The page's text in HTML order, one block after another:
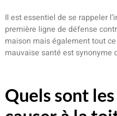
Il est essentiel de se rappeler
première ligne de défense
maison mais également tout ce
mauvaise santé est synonyme
Quels sont